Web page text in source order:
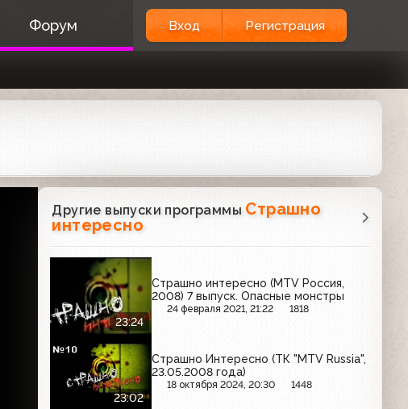
Форум Вход Регистрация
Другие выпуски программы Страшно
интересно
23:24
Страшно интересно (MTV Россия,
2008) 7 выпуск. Опасные монстры
24 февраля 2021, 21:22 1818
23:02
Страшно Интересно (ТК "MTV Russia",
23.05.2008 года)
18 октября 2024, 20:30 1448